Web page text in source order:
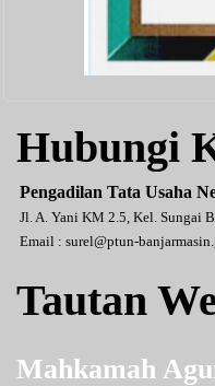
Hubungi
Pengadilan Tata Usaha
Jl. A. Yani KM 2.5, Kel. Sungai
Email : surel@ptun-
Tautan
Mahkamah